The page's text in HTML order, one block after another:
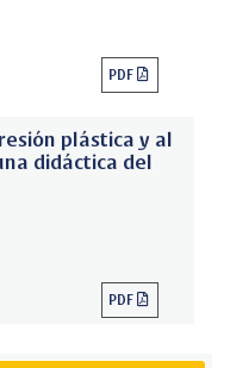
PDF
plástica y al
didáctica del
PDF